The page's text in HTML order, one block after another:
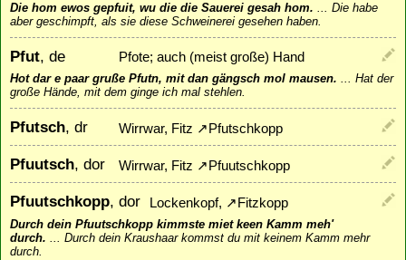
Die hom ewos gepfuit, wu die die Sauerei gesah hom. ... Die habe
aber geschimpft, als sie diese Schweinerei gesehen haben.
Pfut, de Pfote; auch (meist große) Hand
Hot dar e paar gruße Pfutn, mit dan gängsch mol mausen. ... Hat der
große Hände, mit dem ginge ich mal stehlen.
Pfutsch, dr Wirrwar, Fitz ↗ Pfutschkopp
Pfuutsch, dor Wirrwar, Fitz ↗ Pfuutschkopp
Pfuutschkopp, dor Lockenkopf, ↗ Fitzkopp
Durch dein Pfuutschkopp kimmste miet keen Kamm meh'
durch. ... Durch dein Kraushaar kommst du mit keinem Kamm mehr
durch.